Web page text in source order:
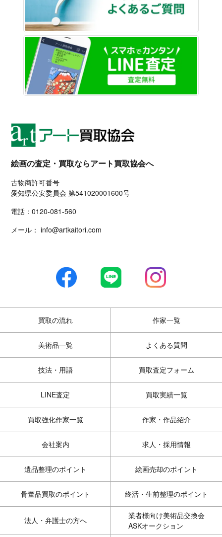
絵画の査定・買取ならアート買取協会へ
古物商許可番号
愛知県公安委員会 第541020001600号
電話：0120-081-560
メール： info@artkaitori.com
買取の流れ 作家一覧
美術品一覧 よくある質問
技法・用語 買取査定フォーム
LINE査定 買取実績一覧
買取強化作家一覧 作家・作品紹介
会社案内 求人・採用情報
遺品整理のポイント 絵画売却のポイント
骨董品買取のポイント 終活・生前整理のポイント
法人・弁護士の方へ
業者様向け美術品交換会
ASKオークション